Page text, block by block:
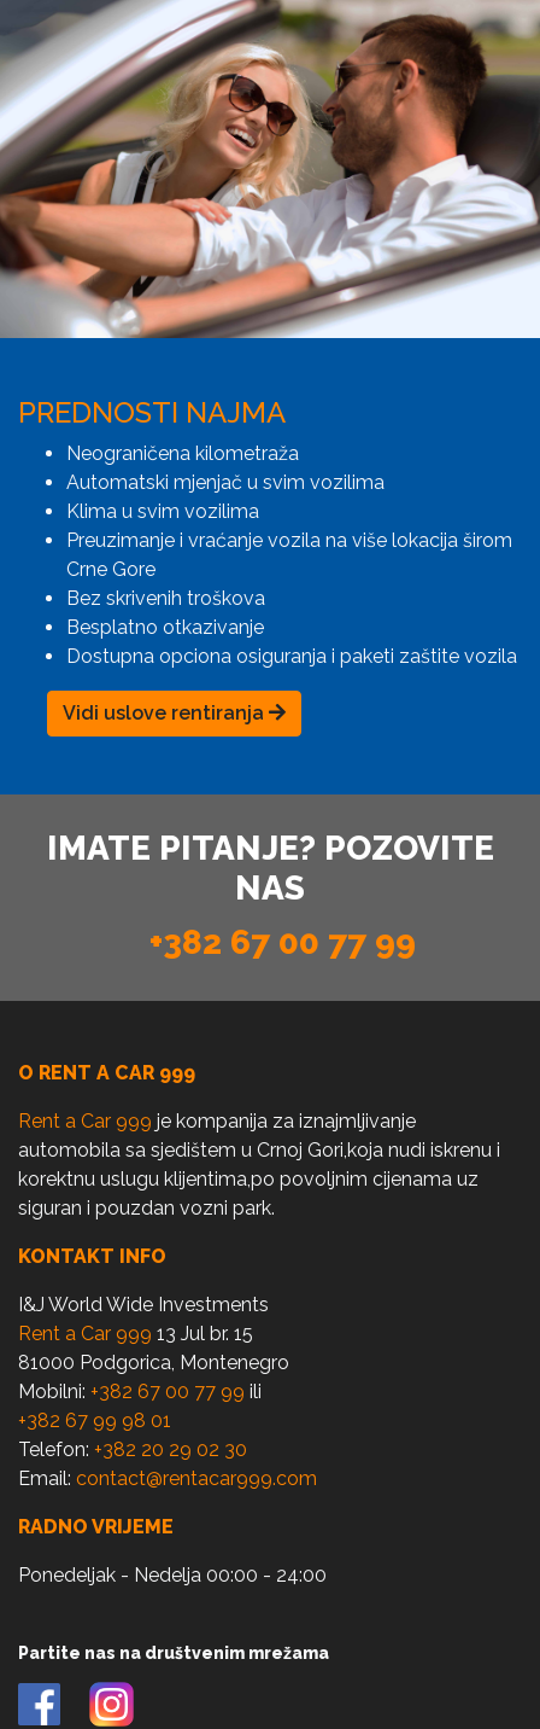
PREDNOSTI NAJMA
Neograničena kilometraža
Automatski mjenjač u svim vozilima
Klima u svim vozilima
Preuzimanje i vraćanje vozila na više lokacija širom
Crne Gore
Bez skrivenih troškova
Besplatno otkazivanje
Dostupna opciona osiguranja i paketi zaštite vozila
Vidi uslove rentiranja
IMATE PITANJE? POZOVITE
NAS
+382 67 00 77 99
O RENT A CAR 999
Rent a Car 999 je kompanija za iznajmljivanje
automobila sa sjedištem u Crnoj Gori,koja nudi iskrenu i
korektnu uslugu klijentima,po povoljnim cijenama uz
siguran i pouzdan vozni park.
KONTAKT INFO
I&J World Wide Investments
Rent a Car 999 13 Jul br. 15
81000 Podgorica, Montenegro
Mobilni: +382 67 00 77 99 ili
+382 67 99 98 01
Telefon: +382 20 29 02 30
Email: contact@rentacar999.com
RADNO VRIJEME
Ponedeljak - Nedelja 00:00 - 24:00
Partite nas na društvenim mrežama